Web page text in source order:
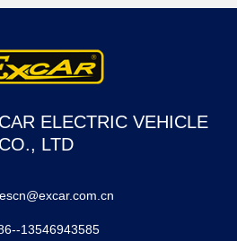
ELECTRIC VEHICLE
CO., LTD
13546943585